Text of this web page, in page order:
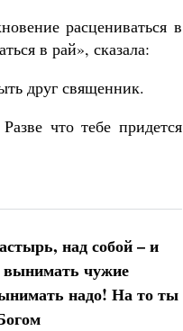
расцениваться в
в рай», сказала:
друг священник.
что тебе придется
над собой – и
вынимать чужие
надо! На то ты